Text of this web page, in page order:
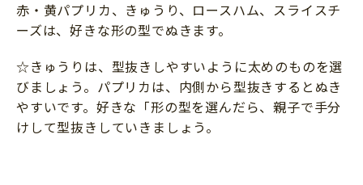
赤・黄パプリカ、きゅうり、ロースハム、スライスチ
ーズは、好きな形の型でぬきます。
☆きゅうりは、型抜きしやすいように太めのものを選
びましょう。パプリカは、内側から型抜きするとぬき
やすいです。好きな「形の型を選んだら、親子で手分
けして型抜きしていきましょう。